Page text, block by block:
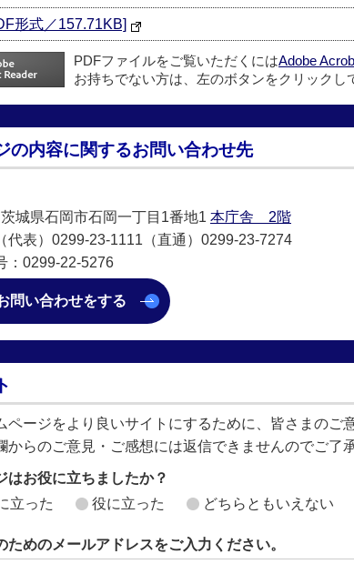
形式／157.71KB]
PDFファイルをご覧いただくにはAdobe
お持ちでない方は、左のボタンをクリックし
の内容に関するお問い合わせ先
城県石岡市石岡一丁目1番地1 本庁舎 2階
代表）0299-23-1111（直通）0299-23-7274
：0299-22-5276
問い合わせをする
ページをより良いサイトにするために、皆さまのご
からのご意見・ご感想には返信できませんのでご了
はお役に立ちましたか？
立った
役に立った どちらともいえない
ためのメールアドレスをご入力ください。